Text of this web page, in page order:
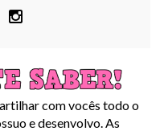
com vocês todo o
e desenvolvo. As